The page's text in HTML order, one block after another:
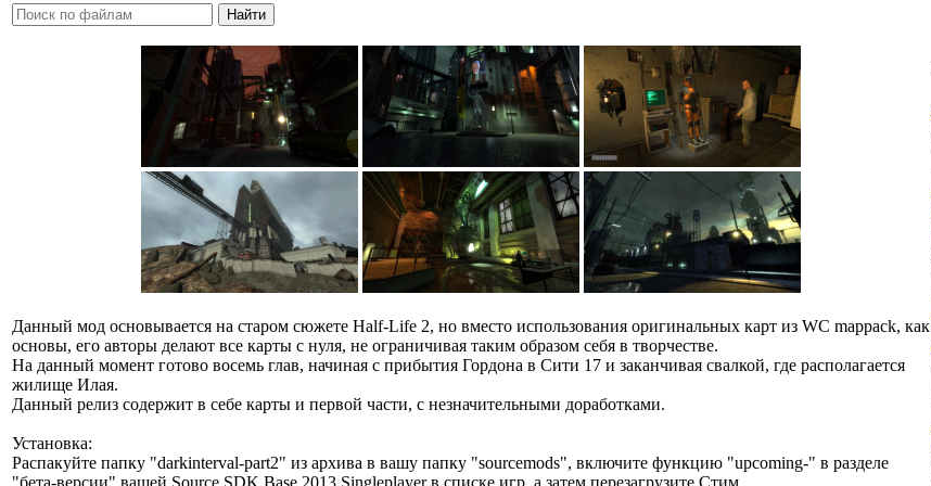
Данный мод основывается на старом сюжете Half-Life 2, но вместо использования оригинальных карт из WC mappack, как
основы, его авторы делают все карты с нуля, не ограничивая таким образом себя в творчестве.
На данный момент готово восемь глав, начиная с прибытия Гордона в Сити 17 и заканчивая свалкой, где располагается
жилище Илая.
Данный релиз содержит в себе карты и первой части, с незначительными доработками.
Установка:
Распакуйте папку "darkinterval-part2" из архива в вашу папку "sourcemods", включите функцию "upcoming-" в разделе